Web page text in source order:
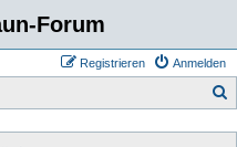
Forum
Anmelden
Registrieren